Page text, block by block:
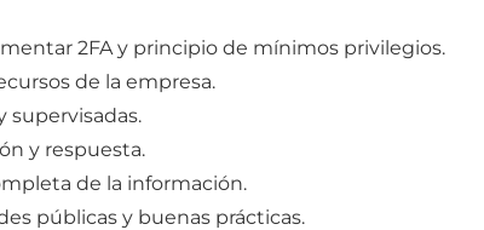
2FA y principio de mínimos privilegios.
de la empresa.
supervisadas.
y respuesta.
de la información.
públicas y buenas prácticas.